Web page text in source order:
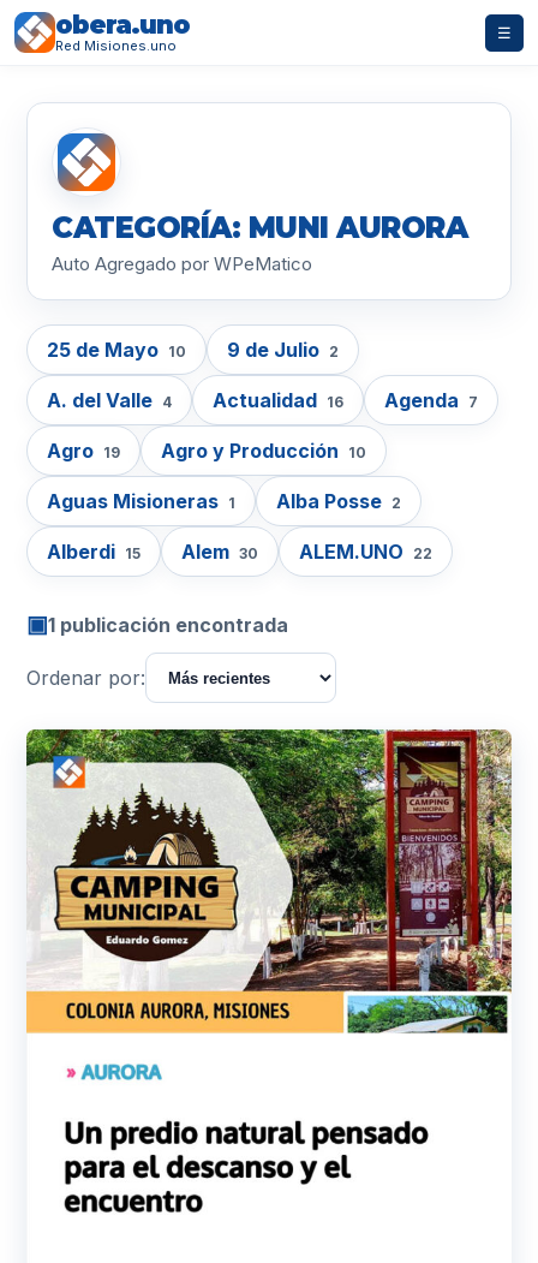
obera.uno
Red Misiones.uno
☰
CATEGORÍA: MUNI AURORA
Auto Agregado por WPeMatico
25 de Mayo 10 9 de Julio 2
A. del Valle 4 Actualidad 16 Agenda 7
Agro 19 Agro y Producción 10
Aguas Misioneras 1 Alba Posse 2
Alberdi 15 Alem 30 ALEM.UNO 22
▣1 publicación encontrada
Ordenar por: